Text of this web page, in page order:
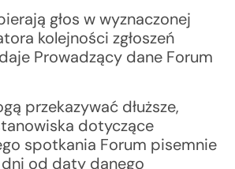
głos w wyznaczonej
kolejności zgłoszeń
Prowadzący dane Forum
przekazywać dłuższe,
dotyczące
spotkania Forum pisemnie
od daty danego